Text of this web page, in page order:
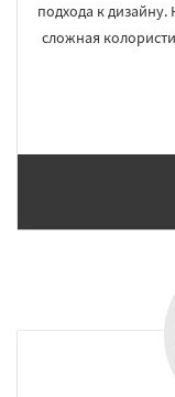
подхода к
сложная